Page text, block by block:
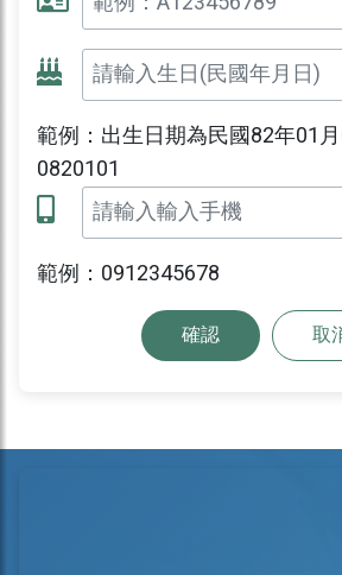
範例：出生日期為民國82年01
0820101
範例：0912345678
確認 取